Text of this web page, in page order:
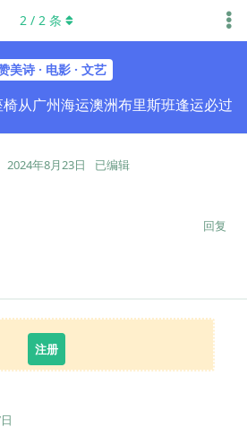
美诗 · 电影 · 文艺
从广州海运澳洲布里斯班逢运必过
2 / 2 条
2024年8月23日 已编辑
回复
注册